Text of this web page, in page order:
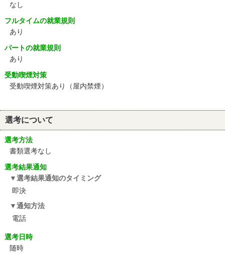
なし
フルタイムの就業規則
あり
パートの就業規則
あり
受動喫煙対策
受動喫煙対策あり（屋内禁煙）
選考について
選考方法
書類選考なし
選考結果通知
選考結果通知のタイミング
即決
通知方法
電話
選考日時
随時